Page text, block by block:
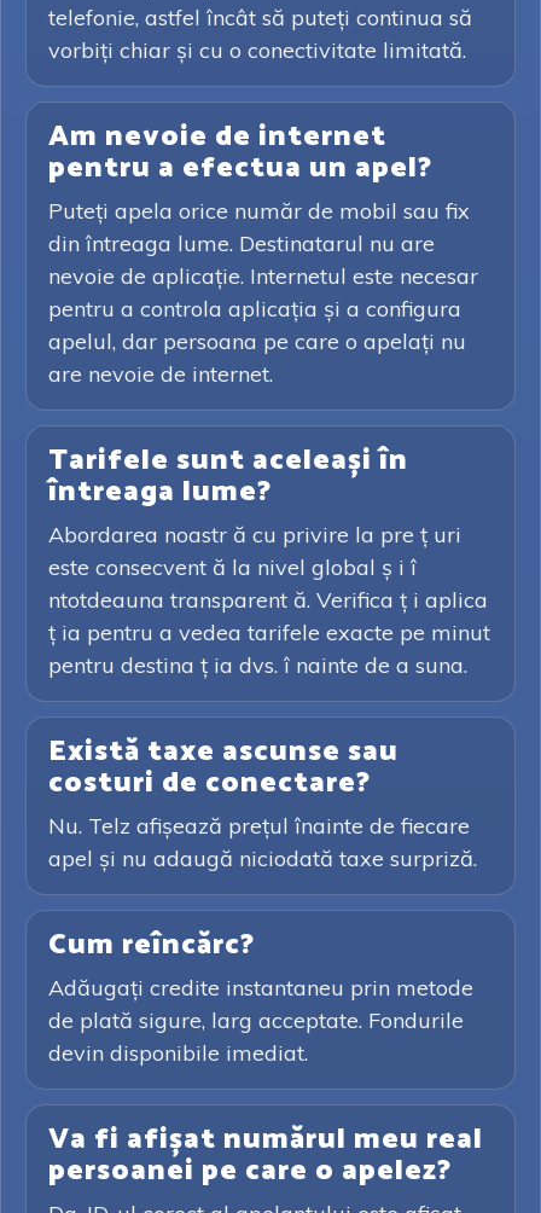
telefonie, astfel încât să puteți continua să
vorbiți chiar și cu o conectivitate limitată.
Am nevoie de internet
pentru a efectua un apel?
Puteți apela orice număr de mobil sau fix
din întreaga lume. Destinatarul nu are
nevoie de aplicație. Internetul este necesar
pentru a controla aplicația și a configura
apelul, dar persoana pe care o apelați nu
are nevoie de internet.
Tarifele sunt aceleași în
întreaga lume?
Abordarea noastr ă cu privire la pre ț uri
este consecvent ă la nivel global ș i î
ntotdeauna transparent ă. Verifica ț i aplica
ț ia pentru a vedea tarifele exacte pe minut
pentru destina ț ia dvs. î nainte de a suna.
Există taxe ascunse sau
costuri de conectare?
Nu. Telz afișează prețul înainte de fiecare
apel și nu adaugă niciodată taxe surpriză.
Cum reîncărc?
Adăugați credite instantaneu prin metode
de plată sigure, larg acceptate. Fondurile
devin disponibile imediat.
Va fi afișat numărul meu real
persoanei pe care o apelez?